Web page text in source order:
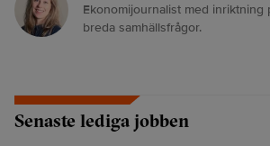
Ekonomijournalist med inriktning
breda samhällsfrågor.
Senaste lediga jobben